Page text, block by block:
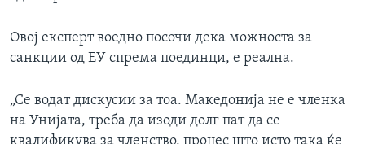
Овој експерт воедно посочи дека можноста за
санкции од ЕУ спрема поединци, е реална.
„Се водат дискусии за тоа. Македонија не е членка
на Унијата, треба да изоди долг пат да се